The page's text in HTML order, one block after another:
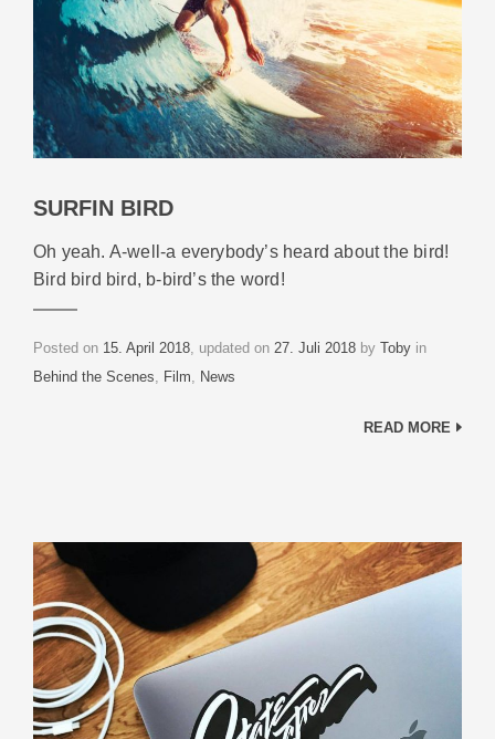
SURFIN BIRD
Oh yeah. A-well-a everybody’s heard about the bird!
Bird bird bird, b-bird’s the word!
Posted on 15. April 2018 , updated on 27. Juli 2018 by Toby inCategories
Behind the Scenes
Film News
READ MORE